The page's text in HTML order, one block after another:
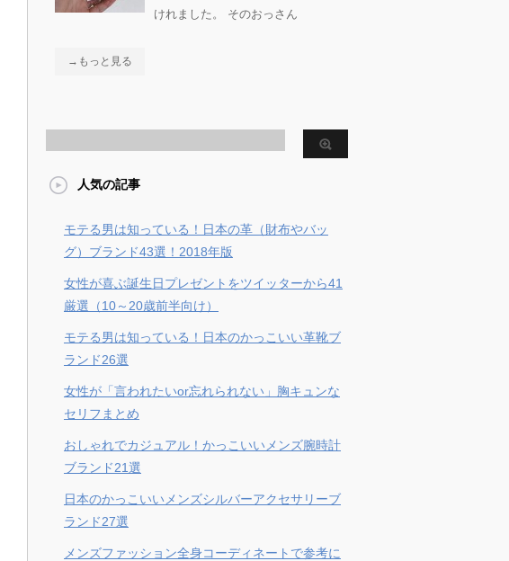
けれました。 そのおっさん
→もっと見る
人気の記事
モテる男は知っている！日本の革（財布やバッ
グ）ブランド43選！2018年版
女性が喜ぶ誕生日プレゼントをツイッターから41
厳選（10～20歳前半向け）
モテる男は知っている！日本のかっこいい革靴ブ
ランド26選
女性が「言われたいor忘れられない」胸キュンな
セリフまとめ
おしゃれでカジュアル！かっこいいメンズ腕時計
ブランド21選
日本のかっこいいメンズシルバーアクセサリーブ
ランド27選
メンズファッション全身コーディネートで参考に